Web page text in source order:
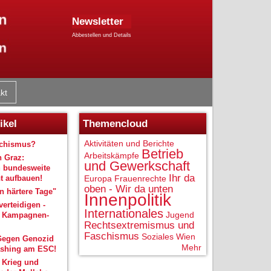
Newsletter
Abbestellen und Details
Graz:
bundesweite
aufbauen!
härtere Tage"
-
Genozid
am ESC!
Krieg und
Themencloud
Aktivitäten und Berichte
Arbeitskämpfe Betrieb
und Gewerkschaft
Europa Frauenrechte Ihr da
oben - Wir da unten
Innenpolitik
Internationales Jugend
Rechtsextremismus und
Faschismus Soziales Wien
Mehr